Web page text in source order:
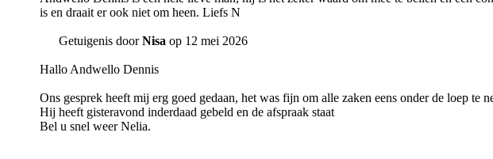
is en draait er ook niet om heen. Liefs N
Getuigenis doorNisa op 12 mei 2026
Hallo Andwello Dennis
Ons gesprek heeft mij erg goed gedaan, het was fijn om alle zaken eens onder de loep te
Hij heeft gisteravond inderdaad gebeld en de afspraak staat
Bel u snel weer Nelia.